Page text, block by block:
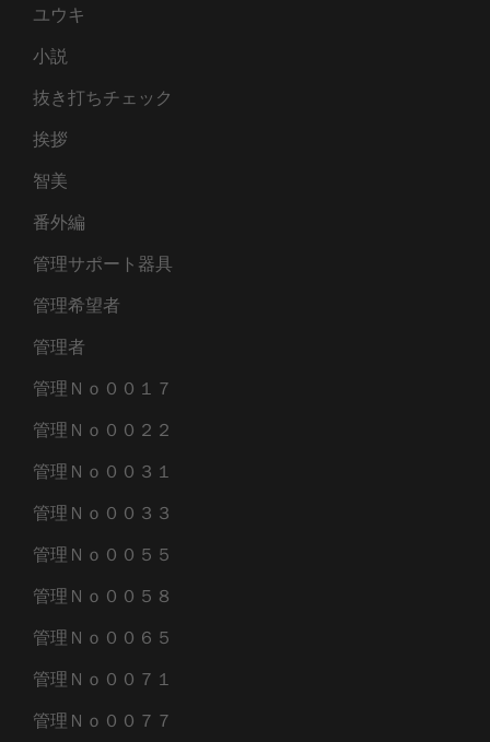
ユウキ
小説
抜き打ちチェック
挨拶
智美
番外編
管理サポート器具
管理希望者
管理者
管理Ｎｏ００１７
管理Ｎｏ００２２
管理Ｎｏ００３１
管理Ｎｏ００３３
管理Ｎｏ００５５
管理Ｎｏ００５８
管理Ｎｏ００６５
管理Ｎｏ００７１
管理Ｎｏ００７７